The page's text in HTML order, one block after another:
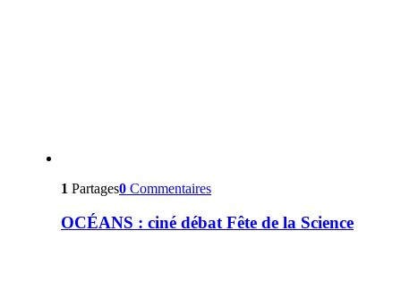
1 Partages0 Commentaires
OCÉANS : ciné débat Fête de la Science